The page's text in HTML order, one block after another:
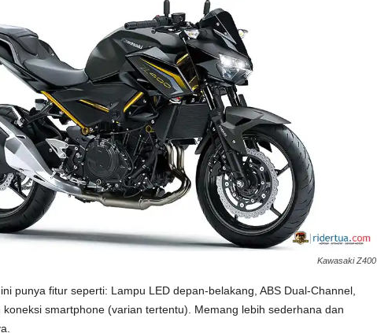
Kawasaki Z400
punya fitur seperti: Lampu LED depan-belakang, ABS Dual-Channel,
smartphone (varian tertentu). Memang lebih sederhana dan